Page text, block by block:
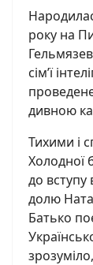
року на
сім’ї
дивною
Тихими і
Холодної
до вступу
долю
Батько